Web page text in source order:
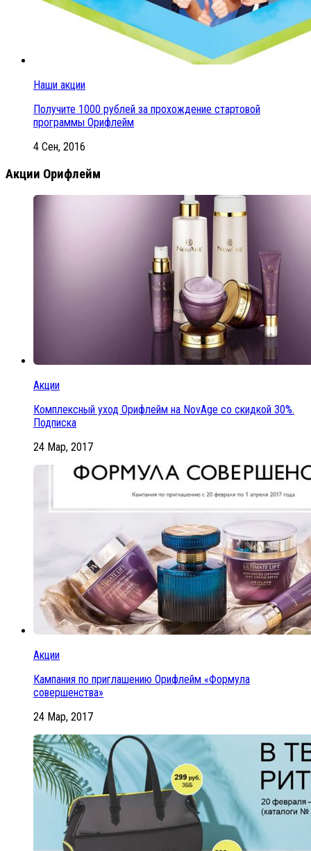
Наши акции
Получите 1000 рублей за прохождение стартовой
программы Орифлейм
4 Сен, 2016
Акции Орифлейм
Акции
Комплексный уход Орифлейм на NovAge со скидкой 30%.
Подписка
24 Мар, 2017
Акции
Кампания по приглашению Орифлейм «Формула
совершенства»
24 Мар, 2017